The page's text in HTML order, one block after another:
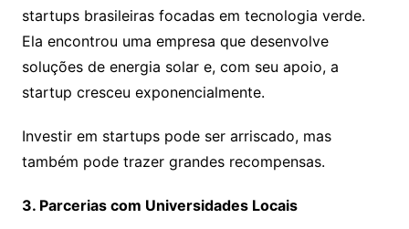
startups brasileiras focadas em tecnologia verde.
Ela encontrou uma empresa que desenvolve
soluções de energia solar e, com seu apoio, a
startup cresceu exponencialmente.
Investir em startups pode ser arriscado, mas
também pode trazer grandes recompensas.
3. Parcerias com Universidades Locais